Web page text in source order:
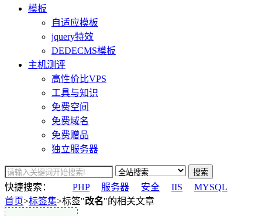
模板
自适应模板
jquery特效
DEDECMS模板
主机测评
高性价比VPS
工具与知识
免费空间
免费域名
免费赠品
独立服务器
搜索
快捷搜索： PHP 服务器 安全 IIS
MYSQL
首页>标签集>标签"改名"的相关文章